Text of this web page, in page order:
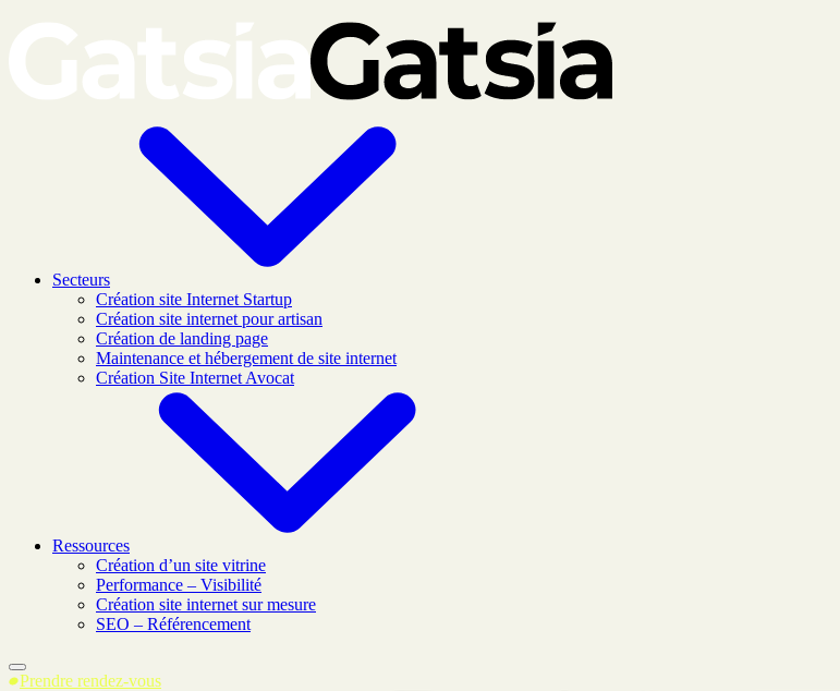
Secteurs
Création site Internet Startup
Création site internet pour artisan
Création de landing page
Maintenance et hébergement de site internet
Création Site Internet Avocat
Ressources
Création d’un site vitrine
Performance – Visibilité
Création site internet sur mesure
SEO – Référencement
Prendre rendez-vous